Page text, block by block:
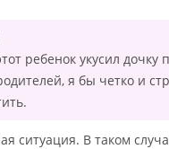
ребенок укусил
я бы четко и
ситуация. В таком